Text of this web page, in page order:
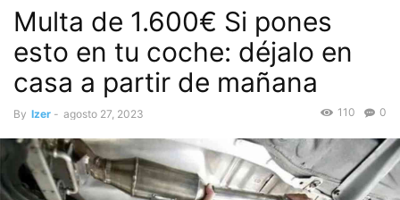
Multa de 1.600€ Si pones
esto en tu coche: déjalo en
casa a partir de mañana
By Izer - agosto 27, 2023 0
110